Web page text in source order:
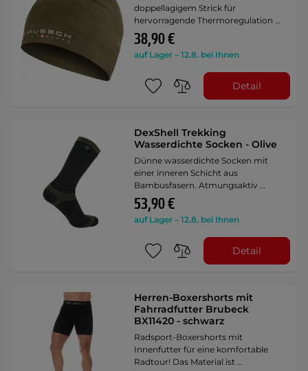
doppellagigem Strick für
hervorragende Thermoregulation …
38,90 €
auf Lager – 12.8. bei Ihnen
Detail
DexShell Trekking
Wasserdichte Socken - Olive
Dünne wasserdichte Socken mit
einer inneren Schicht aus
Bambusfasern. Atmungsaktiv …
53,90 €
auf Lager – 12.8. bei Ihnen
Detail
Herren-Boxershorts mit
Fahrradfutter Brubeck
BX11420 - schwarz
Radsport-Boxershorts mit
Innenfutter für eine komfortable
Radtour! Das Material ist …